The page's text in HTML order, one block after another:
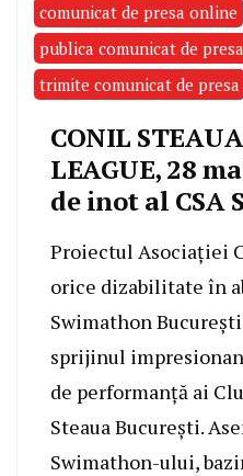
comunicat de presa online
publica comunicat de presa
trimite comunicat de presa
CONIL
LEAGUE, 28
de inot al CSA
Proiectul Asociației
orice dizabilitate în
Swimathon
sprijinul
de performanță ai
Steaua București.
Swimathon-ului,